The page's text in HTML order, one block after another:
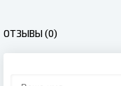
ОТЗЫВЫ (0)